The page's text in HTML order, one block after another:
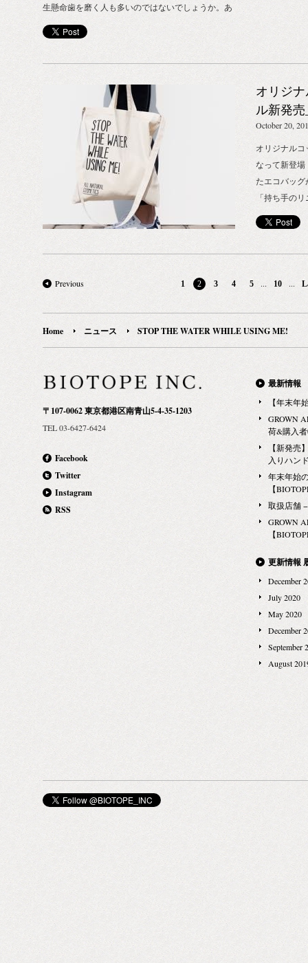
は、私たち
ップした、ギフトにぴったりな対象商品を6つご紹
介しますね！ （オンラインストアへのリンクはこち
ら） GROWN ALCHEMIST O2 サイエンス リップバ
ーム（リップクリーム｜高保湿・レスキュー） 植物
オイルのリッチなブレンドの無香料のレスキューバ
ーム。 唇にのせた瞬間から、体温でとろけるように
口元になじみ、さらりとべたつかず、深い潤いを与
えてくれます。オーガニック・無香料なので、お食
事前やおやすみ前も気にせずお使いいただけます。
いつでも携帯して持ち運びたくなる、オシャレでち
ょっと重厚感のあるパッケージも魅力。 女性必須の
リップアイテムこそ、質も見た目も、いいものを。
LABORATORIO OLFATTIVO BIANCOTHE｜ビアン
コテ（ホワイトティー）200ml すっきりと華やかな
ホワイトティーの香りに禁断の果実の力強さがアク
セントの清潔感溢れる香り。 甘さと爽やかさが心地
香りは、 これから訪れる春のあたたかな空気とも良
商品。 一足はやく、春らしい華やかな香りのプレゼ
ントに。 MR.SMITH ファウンデーション 髪を素直
にしてくれるアウトバストリートメント兼ヘアスタ
で指通りの良い自然な質感に導きます。 オーストラ
リアの砂漠地帯に生息するデザートピーチ・デザー
トライム・レモンアスペンのフルーツ由来成分が髪
のすみずみまで活き活きとした潤いを与え、 ドライ
ヤーの熱やブラッシングによる刺激から髪を守りま
になる、そんなアイテム。 STOP THE WATER
WHILE USING ME! MMリップバーム モロッコのミ
ントティーをイメージした爽やかな香りの天然100%
のリップバーム。 オーガニックのシアバターをはじ
配合。 さらに、パッションフルーツ、アサイー、マ
リーゴールドのパワフルなブレンドで、 くすみ・ひ
び割れ知らずの感動モノの潤いが実現します。 甘い
ずつ、コールドプロセス製法で手作りされていま
たっぷりとつまった石けんは、 敏感なお肌の潤いを
しっかり守りながら洗う、リッチでクリーミーな使
い心地です。 うっとりとするようなワイルドローズ
の香りは心や体の緊張を解きほぐします。 リッチな
TANGENTGC デリケートデタージェント デリケー
げる100%天然由来の洗濯洗剤。 ウール、シルク、
モヘア、ダウン、カシミアなどのデリケー トな天然
いのケアが特におすすめですが、洗濯機のおしゃれ
着洗いコースの使用にも◎ 爽やかなオレンジの香り
が、お洗濯タイムをハッピーにしてくれます。 お洒
ラインスト
倍に！ ※ポイ
円分のお買
をプレゼント
らそれぞれピ
対象商品を6
アへのリンク
ロウン・ア
オレンジピ
ず、爽やか
質層の奥ま
ベタベタと
チューブは
ファティー
ヴィーノ（赤
繊細なアロ
ンスに熟成
ースと甘さ
なやかで気
の名の通り
りと落ち着
ット） 017
ツ） オーガ
オイル配合
が気になる
けます。 甘
来だから自
チョコレート
WHILE
ハーブ由来
泡立ちで歯
ところ。 チ
クス｜ソフ
然なツヤや
クス。 べた
ガーメント
生懸命歯を磨く人も多いのではないでしょうか。あ
まり知られていませんが、食直後の歯磨きは歯の健
康を損ねる可能性があります。 食事の度に歯は溶け
だしている 虫歯は、細菌が作り出す酸によって歯が
溶けてしまう状態のことですが、実は食事の度に歯
は溶けています。その原因となるのが、レモンや
酢、炭酸飲料などのpHの低い食品。これらの酸性の
性質を持つ食品を食べることで、歯の表面のエナメ
ル質からミネラル分が溶け出しているのです。 この
作用に対抗するのがだ液です。だ液には、食事によ
り溶けてしまった部分の歯を修復する働きがありま
す。 食後すぐの歯磨きはしない方がいい理由は？
食後すぐの歯磨きは、歯が溶け出している状態なの
で、歯磨きの行為によって歯が摩耗しやすくなりま
す。また、ひと昔前までは、食後すぐの歯磨きが良
しとされていましたが、最近では食後30分程度待っ
のほかには？意外な歯磨きのポイント そのほかにも
のがあります。 歯磨き後のうがいは軽めに！ 歯磨
きの後は、十分に口をすすぐようによく言われます
が、実際には2～3回で十分。というのも、最近の歯
ているので、完全にすすいでしまうと効果が薄くな
ってしまうためだとか。 そうはいっても口の中に歯
り、あまり気分が良くないという人もいるでしょ
う。口に直接入る歯磨き粉も、体に害のないナチュ
ラルな成分のものを使いたいもの。そこで今回おす
すめしたいのが、こちらの歯磨き粉です。 WMトゥ
スペーストは、商品に含まれているすべての成分が
天然由来の原料を使用しているので、口の中に歯磨
るキシリトールや、歯の着色であるステインを除去
する炭酸カルシウムを配合。また、海塩が歯ぐきを
引き締めます。フレッシュなミントの味で、歯磨き
オリジ
ル新発売
WHILE
October 20,
オリジナル
なって新登場
たエコバッグ
「持ち手の
用意でした
ップ付きに
ンにも幅広
物をしてし
ロッパの名だ
THE WATER
そのロゴがプ
に日常的に
イズ感」 バ
感。雑誌や
サブバック
入れ方法」
が、バッグ
が付いてし
WATER
ン素材。 汚
いつもサッ
持って、秋の
ょうか？
円（税別）
（ストラッ
プ1,080mm
Previous 1 2 3 4 5 ... 10 ...
Home ニュース STOP THE WATER WHILE USING ME!
〒107-0062 東京都港区南青山5-4-35-1203
TEL 03-6427-6424
Facebook
Twitter
Instagram
RSS
最新情報
【年末年
GROWN
荷&購入
【新発売
入りハン
年末年始
【
取扱店舗
GROWN
【
更新情報
December
July 2020
May 2020
December
September
August